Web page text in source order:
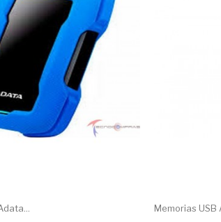
Memorias USB